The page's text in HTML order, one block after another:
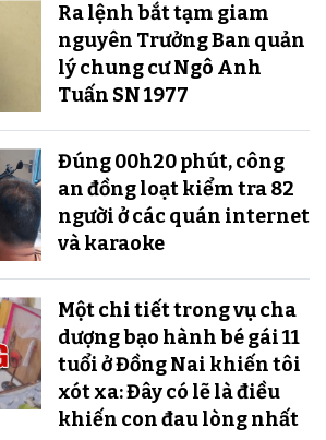
Ra lệnh bắt tạm giam
nguyên Trưởng Ban quản
lý chung cư Ngô Anh
Tuấn SN 1977
Đúng 00h20 phút, công
an đồng loạt kiểm tra 82
người ở các quán internet
và karaoke
Một chi tiết trong vụ cha
dượng bạo hành bé gái 11
tuổi ở Đồng Nai khiến tôi
xót xa: Đây có lẽ là điều
khiến con đau lòng nhất